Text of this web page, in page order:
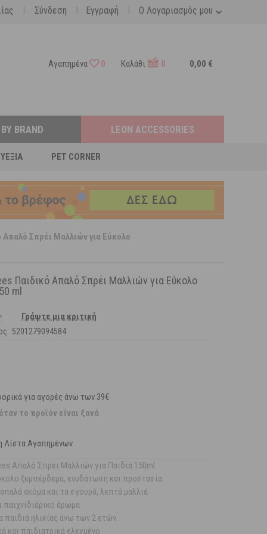
Ο Λογαριασμός μου
| Σύνδεση | Εγγραφή |
Αγαπημένα 0 Καλάθι 0 0,00 €
PET CORNER
BRAND LEON ACCESSORIES
Σπρέι Μαλλιών για Εύκολο
Παιδικό Απαλό Σπρέι Μαλλιών για Εύκολο
ml
Γράψτε μια κριτική
5201279094584
για αγορές άνω των 39€
το προϊόν είναι ξανά
Λίστα Αγαπημένων
Απαλό Σπρέι Μαλλιών για Παιδιά 150ml
ξεμπέρδεμα, ενυδάτωση και προστασία
ακόμα και τα σγουρά, λεπτά μαλλιά
παιχνιδιάρικο άρωμα
παιδιά ηλικίας άνω των 2 ετών.
και παιδιατρικά ελεγμένο.